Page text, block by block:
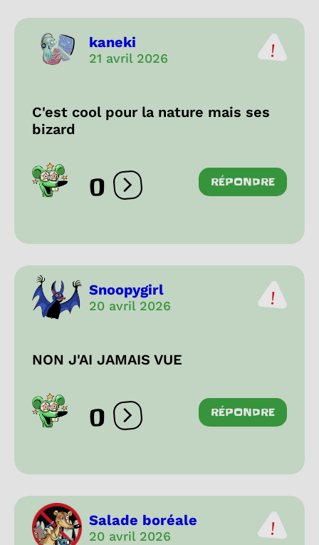
kaneki
21 avril 2026
C'est cool pour la nature mais ses
bizard
0 Ouvrir les réactions
RÉPONDRE
Snoopygirl
20 avril 2026
NON J'AI JAMAIS VUE
0 Ouvrir les réactions
RÉPONDRE
Salade boréale
20 avril 2026